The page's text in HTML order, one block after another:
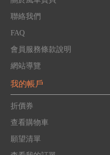
聯絡我們
FAQ
會員服務條款說明
網站導覽
我的帳戶
折價券
查看購物車
願望清單